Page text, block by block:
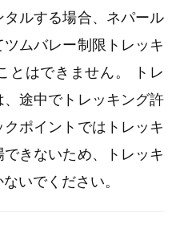
ルする場合、ネパール
ムバレー制限トレッキ
とはできません。 トレ
途中でトレッキング許
ポイントではトレッキ
きないため、トレッキ
いでください。